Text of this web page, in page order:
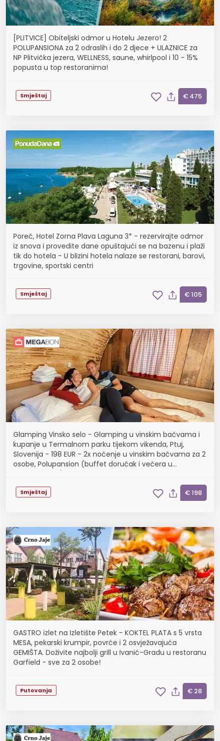
[PLITVICE] Obiteljski odmor u Hotelu Jezero! 2
POLUPANSIONA za 2 odraslih i do 2 djece + ULAZNICE za
NP Plitvička jezera, WELLNESS, saune, whirlpool i 10 - 15%
popusta u top restoranima!
Smještaj € 475
Poreč, Hotel Zorna Plava Laguna 3* - rezervirajte odmor
iz snova i provedite dane opuštajući se na bazenu i plaži
tik do hotela - U blizini hotela nalaze se restorani, barovi,
trgovine, sportski centri
Smještaj € 105
Glamping Vinsko selo - Glamping u vinskim bačvama i
kupanje u Termalnom parku tijekom vikenda, Ptuj,
Slovenija - 198 EUR - 2x noćenje u vinskim bačvama za 2
osobe, Polupansion (buffet doručak i večera u
Smještaj € 198
GASTRO izlet na Izletište Petek - KOKTEL PLATA s 5 vrsta
MESA, pekarski krumpir, povrće i 2 osvježavajuća
GEMIŠTA. Doživite najbolji grill u Ivanić-Gradu u restoranu
Garfield - sve za 2 osobe!
Putovanja € 28